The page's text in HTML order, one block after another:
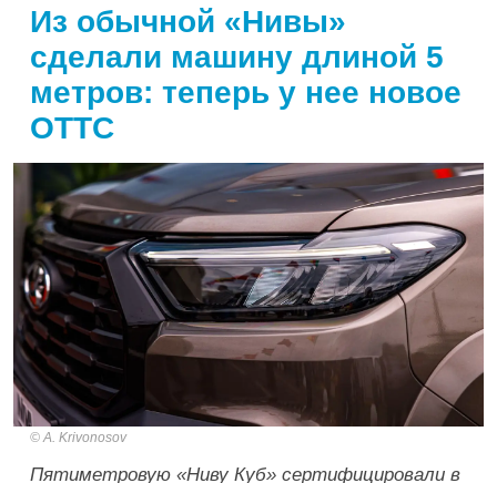
Из обычной «Нивы»
сделали машину длиной 5
метров: теперь у нее новое
ОТТС
A. Krivonosov
Пятиметровую «Ниву Куб» сертифицировали в